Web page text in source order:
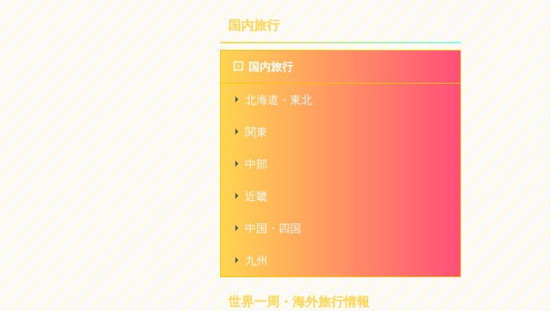
国内旅行
国内旅行
北海道・東北
関東
中部
近畿
中国・四国
九州
世界一周・海外旅行情報